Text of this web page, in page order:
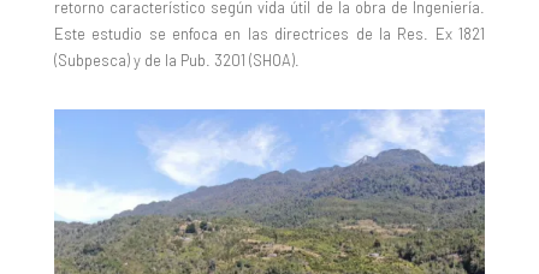
retorno característico según vida útil de la obra de Ingeniería.
Este estudio se enfoca en las directrices de la Res. Ex 1821
(Subpesca) y de la Pub. 3201 (SHOA).